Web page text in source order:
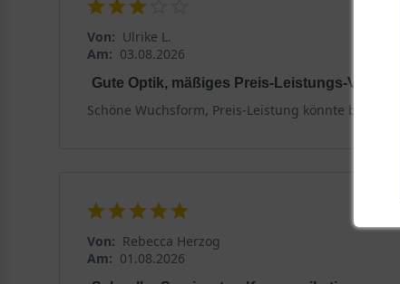
Von: Ulrike L.
Am: 03.08.2026
Gute Optik, mäßiges Preis-Leistungs-
Schöne Wuchsform, Preis-Leistung könnte besser
Von: Rebecca Herzog
Am: 01.08.2026